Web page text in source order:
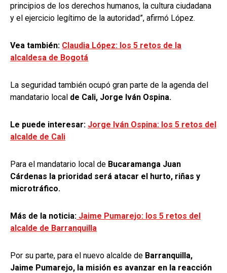
principios de los derechos humanos, la cultura ciudadana
y el ejercicio legítimo de la autoridad”, afirmó López.
Vea también: Claudia López: los 5 retos de la
alcaldesa de Bogotá
La seguridad también ocupó gran parte de la agenda del
mandatario local de Cali, Jorge Iván Ospina.
Le puede interesar: Jorge Iván Ospina: los 5 retos del
alcalde de Cali
Para el mandatario local de Bucaramanga Juan
Cárdenas la prioridad será atacar el hurto, riñas y
microtráfico.
Más de la noticia: Jaime Pumarejo: los 5 retos del
alcalde de Barranquilla
Por su parte, para el nuevo alcalde de Barranquilla,
Jaime Pumarejo, la misión es avanzar en la reacción